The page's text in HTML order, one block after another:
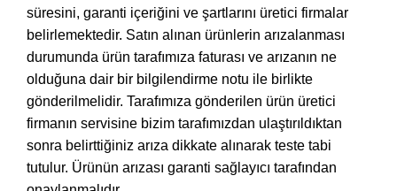
süresini, garanti içeriğini ve şartlarını üretici firmalar
belirlemektedir. Satın alınan ürünlerin arızalanması
durumunda ürün tarafımıza faturası ve arızanın ne
olduğuna dair bir bilgilendirme notu ile birlikte
gönderilmelidir. Tarafımıza gönderilen ürün üretici
firmanın servisine bizim tarafımızdan ulaştırıldıktan
sonra belirttiğiniz arıza dikkate alınarak teste tabi
tutulur. Ürünün arızası garanti sağlayıcı tarafından